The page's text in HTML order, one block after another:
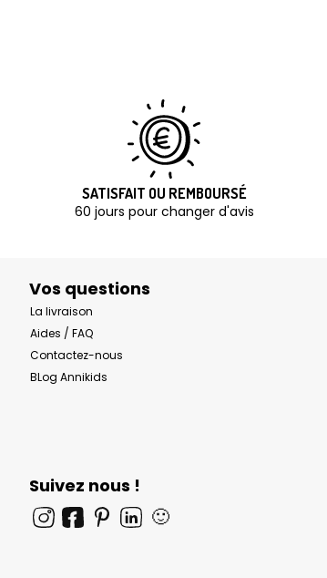
SATISFAIT OU REMBOURSÉ
60 jours pour changer d'avis
Vos questions
La livraison
Aides / FAQ
Contactez-nous
BLog Annikids
Suivez nous !
🙂